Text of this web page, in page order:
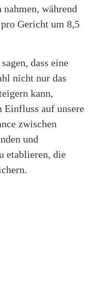
während
Gericht um 8,5
dass eine
nicht nur das
kann,
Einfluss auf unsere
zwischen
und
etablieren, die